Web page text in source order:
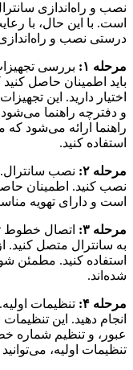
نصب و راه‌اندازی
است. با این حال، با
درستی نصب و راه‌اندازی
مرحله ۱:
بررسی
باید اطمینان حاصل کنید
اختیار دارید. این
و دفترچه راهنما
راهنما ارائه می‌شود که
استفاده کنید.
مرحله ۲:
نصب
نصب کنید. اطمینان
است و دارای تهویه
مرحله ۳:
اتصال خطوط
به سانترال متصل کنید.
استفاده کنید. مطمئن
شده‌اند.
مرحله ۴:
تنظیمات
انجام دهید. این
عبور، و تنظیم شماره
تنظیمات اولیه،